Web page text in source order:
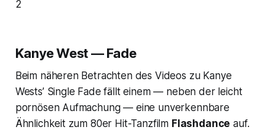
2
Kanye West — Fade
Beim näheren Betrachten des Videos zu Kanye
Wests’ Single Fade fällt einem — neben der leicht
pornösen Aufmachung — eine unverkennbare
Ähnlichkeit zum 80er Hit-Tanzfilm Flashdance auf.